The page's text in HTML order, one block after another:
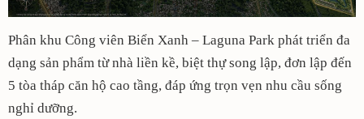
Phân khu Công viên Biển Xanh – Laguna Park phát triển đa
dạng sản phẩm từ nhà liền kề, biệt thự song lập, đơn lập đến
5 tòa tháp căn hộ cao tầng, đáp ứng trọn vẹn nhu cầu sống
nghỉ dưỡng.